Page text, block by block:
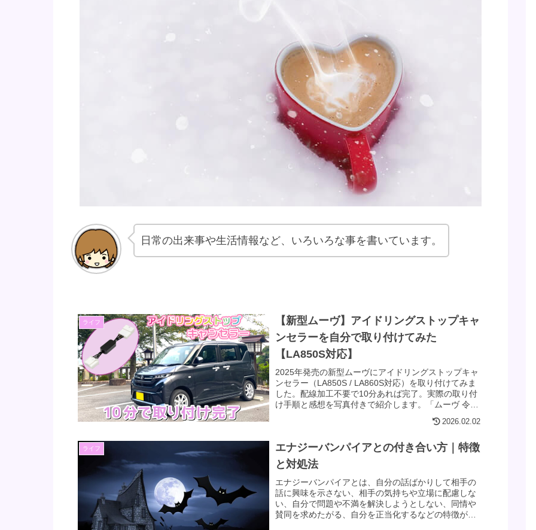
日常の出来事や生活情報など、いろいろな事を書いています。
ライフ
【新型ムーヴ】アイドリングストップキャ
ンセラーを自分で取り付けてみた
【LA850S対応】
2025年発売の新型ムーヴにアイドリングストップキャ
ンセラー（LA850S / LA860S対応）を取り付けてみま
した。配線加工不要で10分あれば完了。実際の取り付
け手順と感想を写真付きで紹介します。「ムーヴ 令和7
年６月～ / ムーヴキャンバス 令和4年7月～ 」
2026.02.02
ライフ
エナジーバンパイアとの付き合い方｜特徴
と対処法
エナジーバンパイアとは、自分の話ばかりして相手の
話に興味を示さない、相手の気持ちや立場に配慮しな
い、自分で問題や不満を解決しようとしない、同情や
賛同を求めたがる、自分を正当化するなどの特徴があ